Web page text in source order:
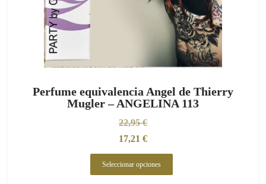
Perfume equivalencia Angel de Thierry
Mugler – ANGELINA 113
22,95€
17,21 €
Seleccionar opciones